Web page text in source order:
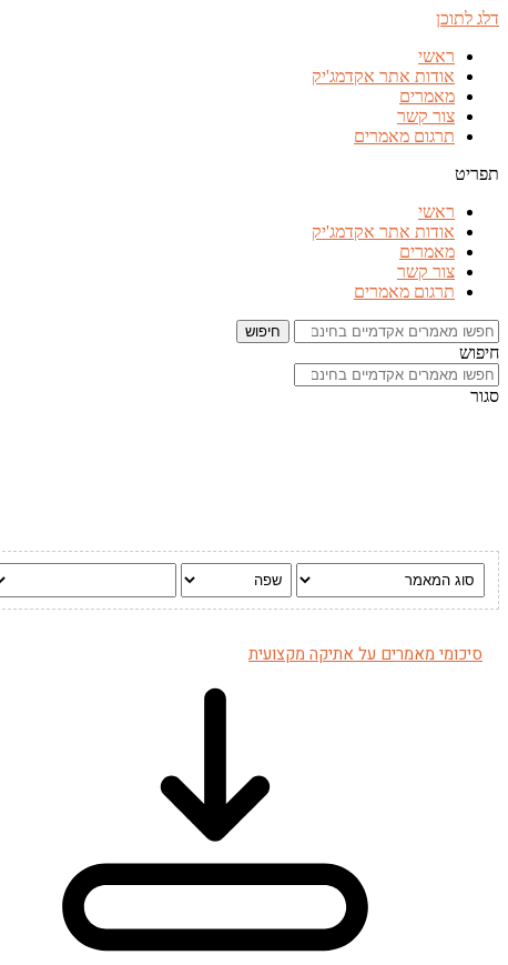
דלג לתוכן
ראשי
אודות אתר אקדמג'יק
מאמרים
צור קשר
תרגום מאמרים
תפריט
ראשי
אודות אתר אקדמג'יק
מאמרים
צור קשר
תרגום מאמרים
חיפוש
חיפוש
סגור
סיכומי מאמרים על אתיקה מקצועית